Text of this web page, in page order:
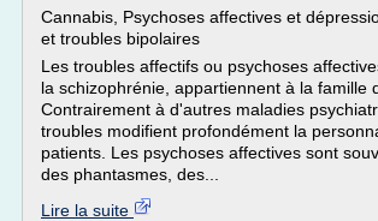
Cannabis, Psychoses affectives et
et troubles bipolaires
Les troubles affectifs ou psychoses
la schizophrénie, appartiennent à la famille
Contrairement à d'autres maladies
troubles modifient profondément la
patients. Les psychoses affectives sont
des phantasmes, des...
Lire la suite